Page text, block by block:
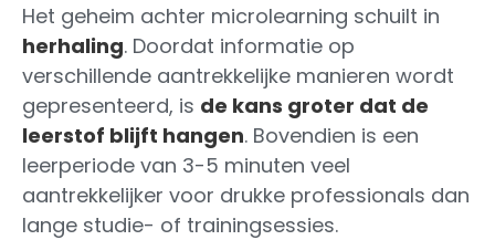
Het geheim achter microlearning schuilt in
herhaling. Doordat informatie op
verschillende aantrekkelijke manieren wordt
gepresenteerd, is de kans groter dat de
leerstof blijft hangen. Bovendien is een
leerperiode van 3-5 minuten veel
aantrekkelijker voor drukke professionals dan
lange studie- of trainingsessies.